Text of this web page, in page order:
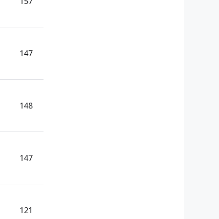
147
148
147
121